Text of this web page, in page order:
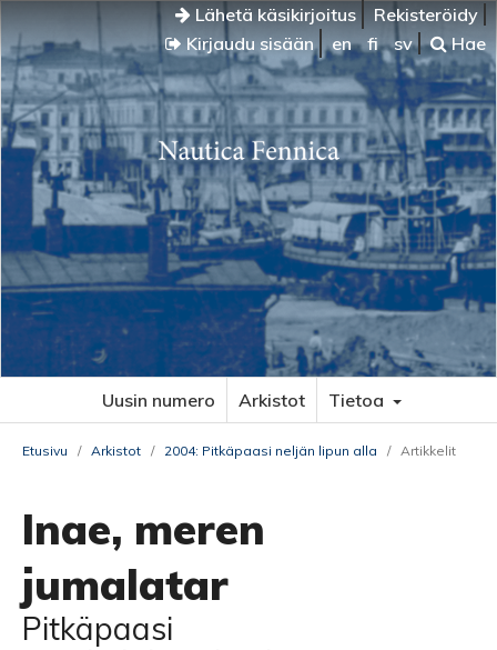
Lähetä käsikirjoitus
Rekisteröidy
Kirjaudu sisään
en fi sv Hae
Uusin numero Arkistot Tietoa
Etusivu / Arkistot / 2004: Pitkäpaasi neljän lipun alla / Artikkelit
Inae, meren
jumalatar
Pitkäpaasi